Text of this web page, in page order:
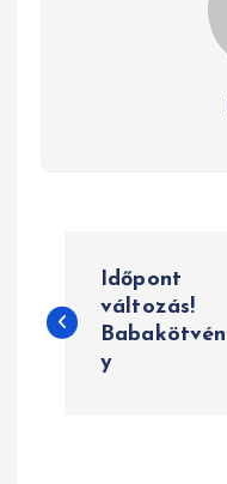
e
Időpont
változás!
Babakötvén
y